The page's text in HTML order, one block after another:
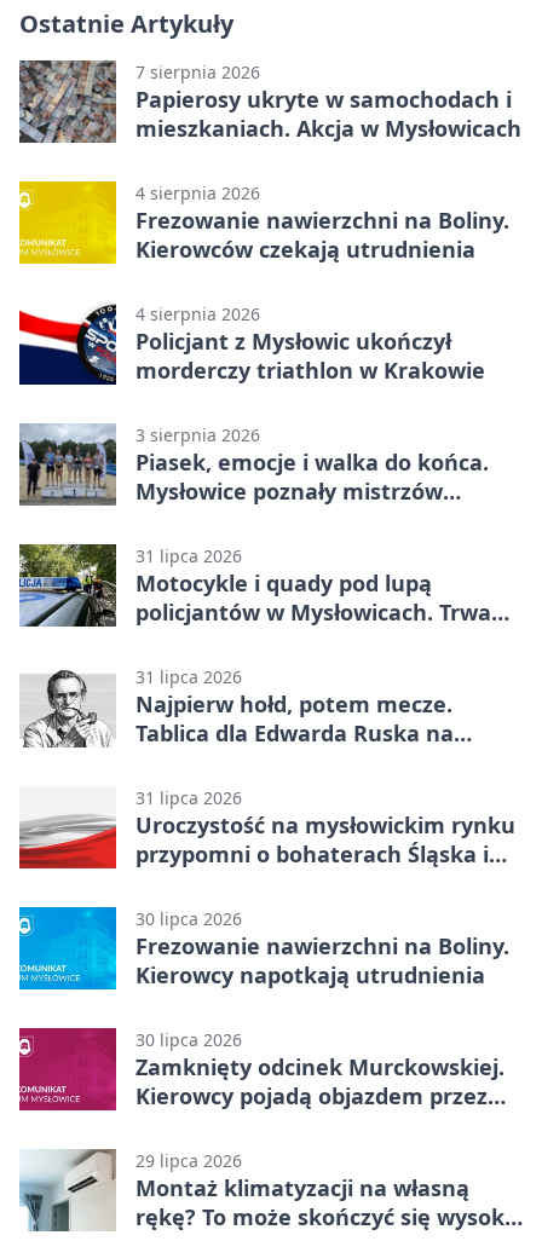
Ostatnie Artykuły
7 sierpnia 2026
Papierosy ukryte w samochodach i
mieszkaniach. Akcja w Mysłowicach
4 sierpnia 2026
Frezowanie nawierzchni na Boliny.
Kierowców czekają utrudnienia
4 sierpnia 2026
Policjant z Mysłowic ukończył
morderczy triathlon w Krakowie
3 sierpnia 2026
Piasek, emocje i walka do końca.
Mysłowice poznały mistrzów
31 lipca 2026
Motocykle i quady pod lupą
policjantów w Mysłowicach. Trwa
31 lipca 2026
Najpierw hołd, potem mecze.
Tablica dla Edwarda Ruska na
31 lipca 2026
Uroczystość na mysłowickim rynku
przypomni o bohaterach Śląska i
30 lipca 2026
Frezowanie nawierzchni na Boliny.
Kierowcy napotkają utrudnienia
30 lipca 2026
Zamknięty odcinek Murckowskiej.
Kierowcy pojadą objazdem przez
29 lipca 2026
Montaż klimatyzacji na własną
rękę? To może skończyć się wysoką